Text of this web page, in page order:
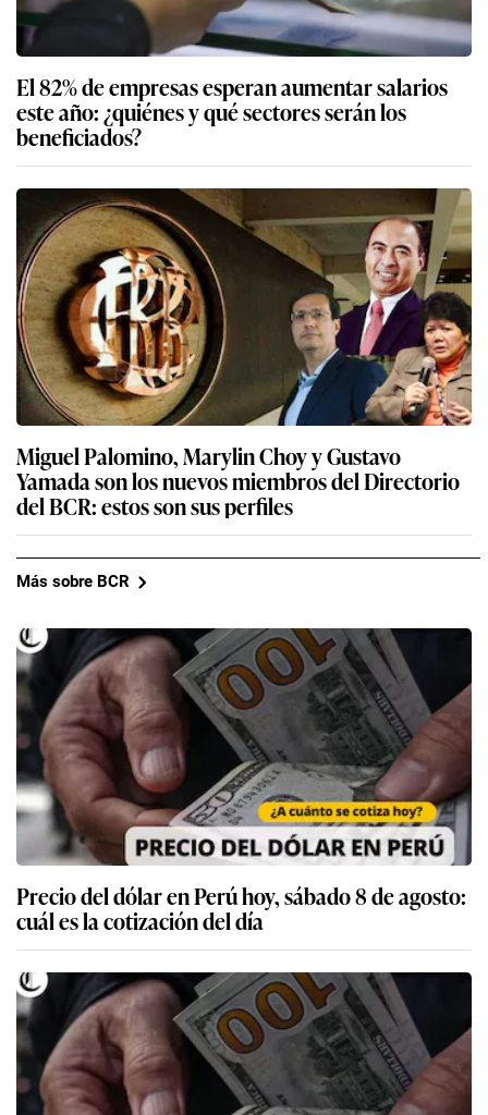
El 82% de empresas esperan aumentar salarios
este año: ¿quiénes y qué sectores serán los
beneficiados?
Miguel Palomino, Marylin Choy y Gustavo
Yamada son los nuevos miembros del Directorio
del BCR: estos son sus perfiles
Más sobre BCR
Precio del dólar en Perú hoy, sábado 8 de agosto:
cuál es la cotización del día